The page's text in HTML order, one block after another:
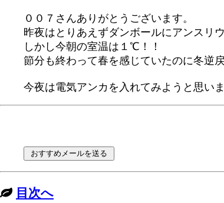
００７さんありがとうございます。
昨夜はとりあえずダンボールにアンスリ
しかし今朝の室温は１℃！！
節分も終わって春を感じていたのに冬逆
今夜は電気アンカを入れてみようと思いま
目次へ